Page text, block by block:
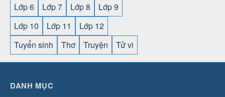
Lớp 6
Lớp 7 Lớp 8
Lớp 9
Lớp 10
Lớp 11
Lớp 12
Tuyển sinh
Thơ Truyện Tử vi
cái OPEN88⇔
DANH MỤC